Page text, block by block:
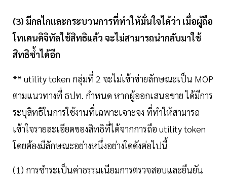
(3) มีกลไกและกระบวนการที่ทำให้มั่นใจได้ว่า เมื่อผู้ถือ
โทเคนดิจิทัลใช้สิทธิแล้ว จะไม่สามารถนำกลับมาใช้
สิทธิซ้ำได้อีก
** utility token กลุ่มที่ 2 จะไม่เข้าข่ายลักษณะเป็น MOP
ตามแนวทางที่ ธปท. กำหนด หากผู้ออกเสนอขาย ได้มีการ
ระบุสิทธิในการใช้งานที่เฉพาะเจาะจง ที่ทำให้สามารถ
เข้าใจรายละเอียดของสิทธิที่ได้จากการถือ utility token
โดยต้องมีลักษณะอย่างหนึ่งอย่างใดดังต่อไปนี้
(1) การชำระเป็นค่าธรรมเนียมการตรวจสอบและยืนยัน